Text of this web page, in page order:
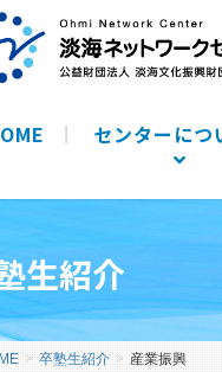
センターにつ
生紹介
卒塾生紹介 産業振興